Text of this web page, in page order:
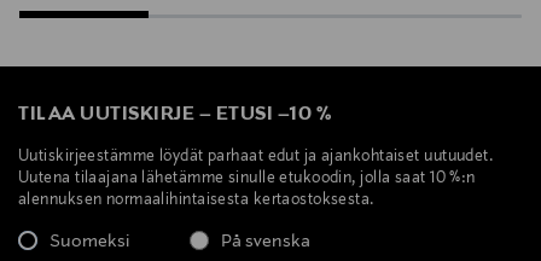
TILAA UUTISKIRJE – ETUSI –10 %
Uutiskirjeestämme löydät parhaat edut ja ajankohtaiset uutuudet.
Uutena tilaajana lähetämme sinulle etukoodin, jolla saat 10 %:n
alennuksen normaalihintaisesta kertaostoksesta.
Suomeksi På svenska